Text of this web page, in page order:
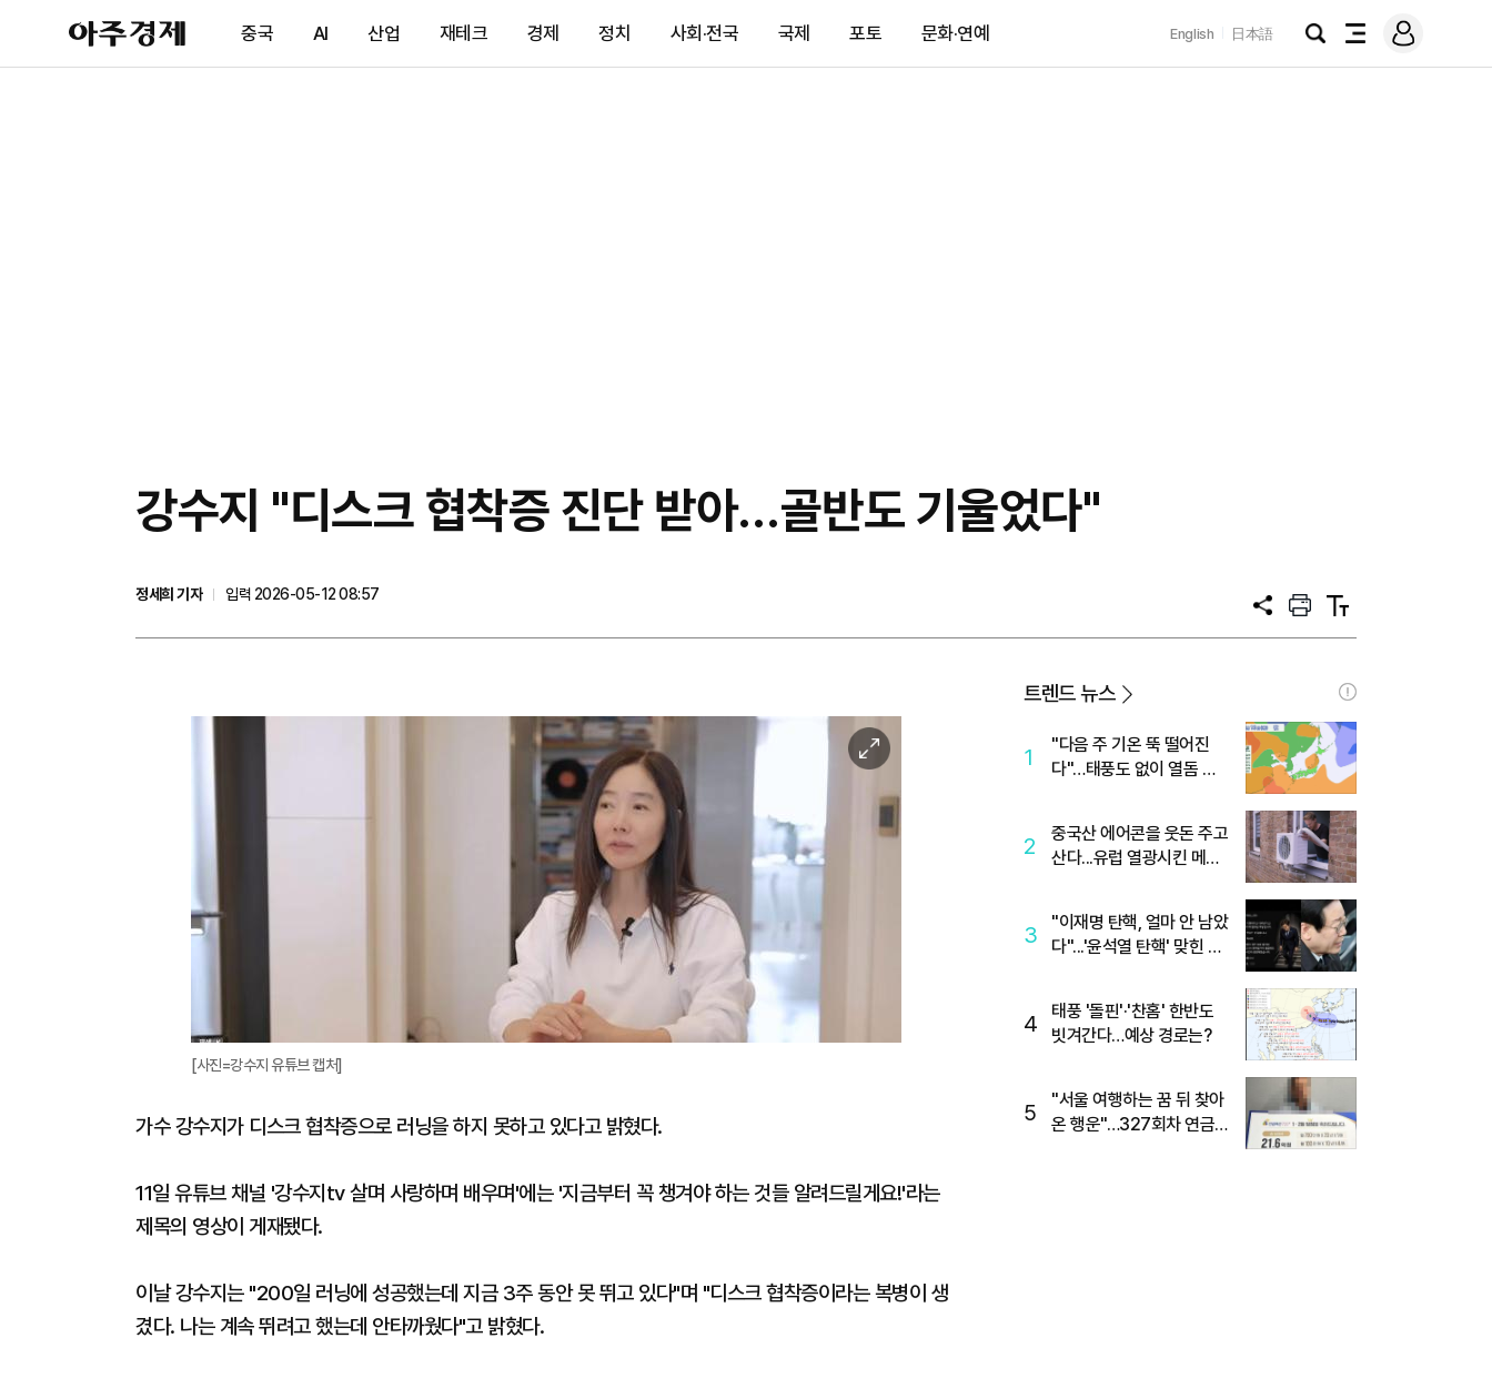
아
주
제
중국 AI 산업 재테크 경제 정치 사회·전국 국제 포토 문화·연예 English 日本語
검
전
메
그
강수지 "디스크 협착증 진단 받아…골반도 기울었다"
정세희 기자
입력 2026-05-12 08:57
공
프
트
텍
트
이
미
[사진=강수지 유튜브 캡처]
가수 강수지가 디스크 협착증으로 러닝을 하지 못하고 있다고 밝혔다.
11일 유튜브 채널 '강수지tv 살며 사랑하며 배우며'에는 '지금부터 꼭 챙겨야 하는 것들 알려드릴게요!'라는
제목의 영상이 게재됐다.
이날 강수지는 "200일 러닝에 성공했는데 지금 3주 동안 못 뛰고 있다"며 "디스크 협착증이라는 복병이 생
겼다. 나는 계속 뛰려고 했는데 안타까웠다"고 밝혔다.
트렌드 뉴스
1
"다음 주 기온 뚝 떨어진
다"…태풍도 없이 열돔 박
2
중국산 에어콘을 웃돈 주고
산다...유럽 열광시킨 메이
3
"이재명 탄핵, 얼마 안 남았
다"...'윤석열 탄핵' 맞힌 무
4
태풍 '돌핀'·'찬홈' 한반도
빗겨간다…예상 경로는?
5
"서울 여행하는 꿈 뒤 찾아
온 행운"…327회차 연금